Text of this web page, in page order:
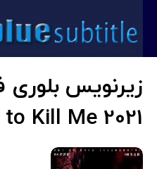
to Kill Me 2021